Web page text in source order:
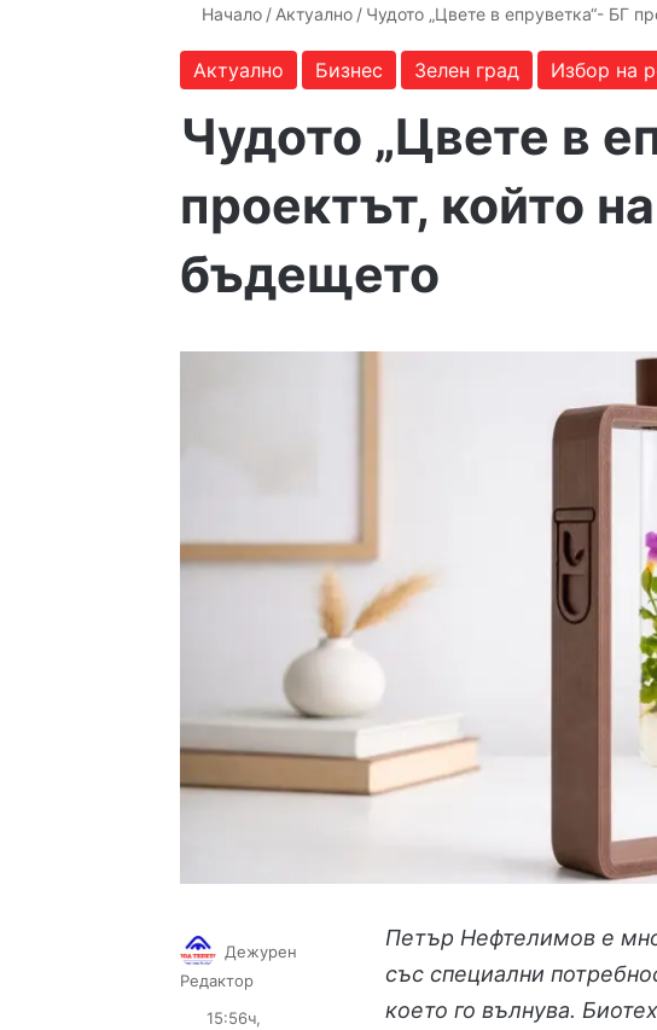
Начало / Актуално / Чудото „Цвете в епруветка“- БГ
Актуално Бизнес Зелен град Избор на
Чудото „Цвете в
проектът, който
бъдещето
Петър Нефтелимов е
със специални
което го вълнува.
Дежурен
Редактор
15:56ч,